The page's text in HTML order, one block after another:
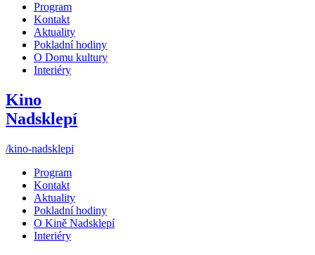
Program
Kontakt
Aktuality
Pokladní hodiny
O Domu kultury
Interiéry
Kino
Nadsklepí
/kino-nadsklepi
Program
Kontakt
Aktuality
Pokladní hodiny
O Kině Nadsklepí
Interiéry